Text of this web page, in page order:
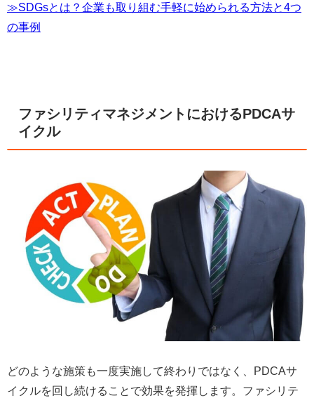
≫SDGsとは？企業も取り組む手軽に始められる方法と4つ
の事例
ファシリティマネジメントにおけるPDCAサ
イクル
どのような施策も一度実施して終わりではなく、PDCAサ
イクルを回し続けることで効果を発揮します。ファシリテ